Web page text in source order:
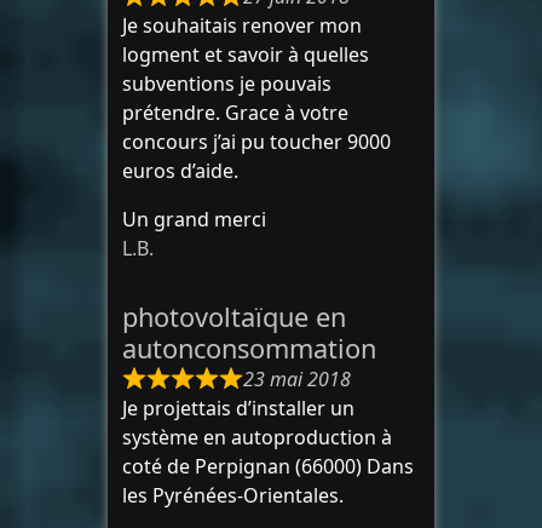
Je souhaitais renover mon
logment et savoir à quelles
subventions je pouvais
prétendre. Grace à votre
concours j’ai pu toucher 9000
euros d’aide.
Un grand merci
L.B.
photovoltaïque en
autonconsommation
23 mai 2018
Je projettais d’installer un
système en autoproduction à
coté de Perpignan (66000) Dans
les Pyrénées-Orientales.